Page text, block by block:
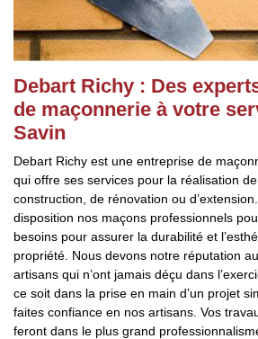
Debart Richy : Des
de maçonnerie à votre
Savin
Debart Richy est une entreprise de
qui offre ses services pour la réalisation
construction, de rénovation ou
disposition nos maçons professionnels
besoins pour assurer la durabilité et
propriété. Nous devons notre réputation
artisans qui n’ont jamais déçu dans
ce soit dans la prise en main d’un projet
faites confiance en nos artisans. Vos
feront dans le plus grand